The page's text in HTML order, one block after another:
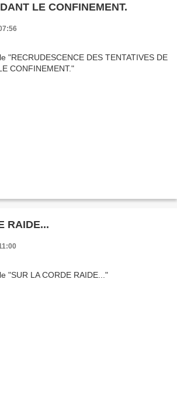
LE CONFINEMENT.
RAIDE...